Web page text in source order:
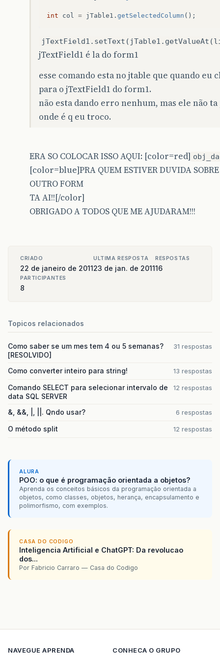
int col = jTable1 . getSelectedColumn ();
jTextField1 é la do form1
esse comando esta no jtable que quando
para o jTextField1 do form1.
não esta dando erro nenhum, mas ele não ta
onde é q eu troco.
ERA SO COLOCAR ISSO AQUI: [color=red]
[color=blue]PRA QUEM ESTIVER DUVIDA SOBRE
OUTRO FORM
TA AI!![/color]
OBRIGADO A TODOS QUE ME AJUDARAM!!!
CRIADO
22 de janeiro de 2011
ULTIMA RESPOSTA
23 de jan. de 2011
RESPOSTAS
16
PARTICIPANTES
8
Topicos relacionados
Como saber se um mes tem 4 ou 5 semanas?
[RESOLVIDO]
31 respostas
Como converter inteiro para string! 13 respostas
Comando SELECT para selecionar intervalo de
data SQL SERVER
12 respostas
&, &&, |, ||. Qndo usar? 6 respostas
O método split 12 respostas
ALURA
POO: o que é programação orientada a objetos?
Aprenda os conceitos básicos da programação orientada a
objetos, como classes, objetos, herança, encapsulamento e
polimorfismo, com exemplos.
CASA DO CODIGO
Inteligencia Artificial e ChatGPT: Da revolucao
dos...
Por Fabricio Carraro — Casa do Codigo
NAVEGUE APRENDA
CONHECA O GRUPO